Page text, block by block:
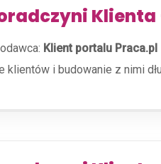
Klient portalu Praca.pl
klientów i budowanie z nimi